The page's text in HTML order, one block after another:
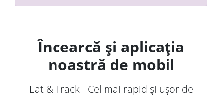
Încearcă și aplicația
noastră de mobil
Eat & Track - Cel mai rapid și ușor de